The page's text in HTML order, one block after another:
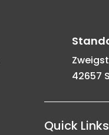
42657
Quick Links